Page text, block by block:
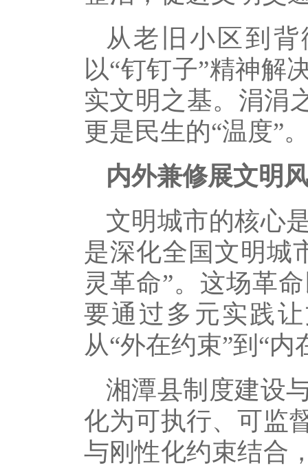
从老旧小区到
以“钉钉子”精神解
实文明之基。涓涓
更是民生的“温度”
内外兼修展文明
文明城市的核心
是深化全国文明城
灵革命”。这场革
要通过多元实践
从“外在约束”到“
湘潭县制度建设
化为可执行、可监
与刚性化约束结合